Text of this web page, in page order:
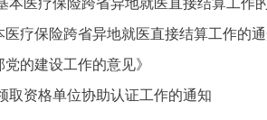
本医疗保险跨省异地就医直接结算工作
疗保险跨省异地就医直接结算工作的
的建设工作的意见》
取资格单位协助认证工作的通知